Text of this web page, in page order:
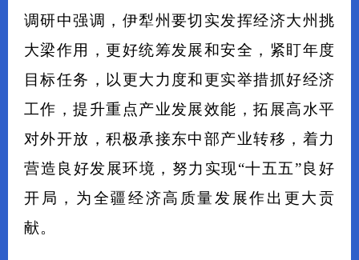
调研中强调，伊犁州要切实发挥经济大州挑
大梁作用，更好统筹发展和安全，紧盯年度
目标任务，以更大力度和更实举措抓好经济
工作，提升重点产业发展效能，拓展高水平
对外开放，积极承接东中部产业转移，着力
营造良好发展环境，努力实现“十五五”良好
开局，为全疆经济高质量发展作出更大贡
献。